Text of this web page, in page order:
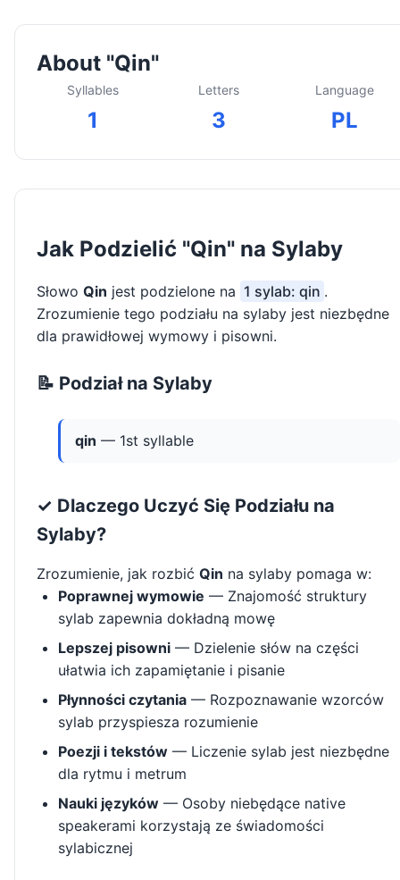
About "Qin"
Syllables
1
Letters
3
Language
PL
Jak Podzielić "Qin" na Sylaby
Słowo Qin jest podzielone na 1 sylab: qin .
Zrozumienie tego podziału na sylaby jest niezbędne
dla prawidłowej wymowy i pisowni.
📝 Podział na Sylaby
qin — 1st syllable
✓ Dlaczego Uczyć Się Podziału na
Sylaby?
Zrozumienie, jak rozbić Qin na sylaby pomaga w:
Poprawnej wymowie — Znajomość struktury
sylab zapewnia dokładną mowę
Lepszej pisowni — Dzielenie słów na części
ułatwia ich zapamiętanie i pisanie
Płynności czytania — Rozpoznawanie wzorców
sylab przyspiesza rozumienie
Poezji i tekstów — Liczenie sylab jest niezbędne
dla rytmu i metrum
Nauki języków — Osoby niebędące native
speakerami korzystają ze świadomości
sylabicznej